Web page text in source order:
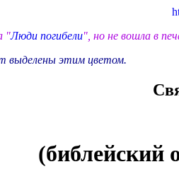
"Люди погибели", но не вошла в
выделены этим цветом.
(библейский